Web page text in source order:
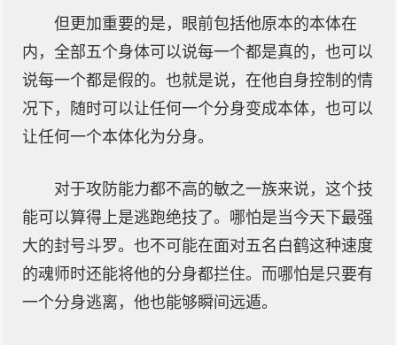
但更加重要的是，眼前包括他原本的本体在
内，全部五个身体可以说每一个都是真的，也可以
说每一个都是假的。也就是说，在他自身控制的情
况下，随时可以让任何一个分身变成本体，也可以
让任何一个本体化为分身。
对于攻防能力都不高的敏之一族来说，这个技
能可以算得上是逃跑绝技了。哪怕是当今天下最强
大的封号斗罗。也不可能在面对五名白鹤这种速度
的魂师时还能将他的分身都拦住。而哪怕是只要有
一个分身逃离，他也能够瞬间远遁。